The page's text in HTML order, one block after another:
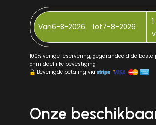
Van tot
1
100% veilige reservering, gegarandeerd de beste
onmiddellijke bevestiging
Beveiligde betaling via
Onze